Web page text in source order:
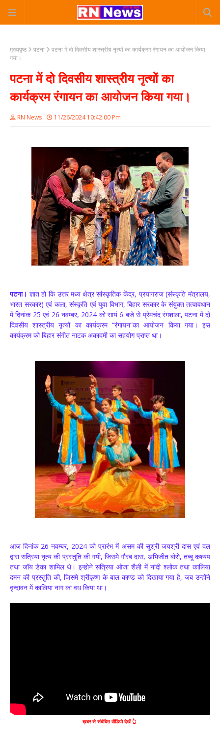
मुख्यपृष्ठ पटना
पटना में दो दिवसीय शास्त्रीय नृत्यों का कार्यक्रम रंगायन का आयोजन किया
गया।
पटना में दो दिवसीय शास्त्रीय नृत्यों का
कार्यक्रम रंगायन का आयोजन किया गया।
RN News 11/26/2024 10:42:00 Pm
पटना। ज्ञात हो कि उत्तर मध्य क्षेत्र सांस्कृतिक केंद्र, प्रयागराज (संस्कृति मंत्रालय,
भारत सरकार) एवं कला, संस्कृति एवं युवा विभाग, बिहार सरकार के संयुक्त तत्वावधान
में दिनांक 25 एवं 26 नवम्बर, 2024 को सायं 6 बजे से प्रेमचंद रंगशाला, पटना में दो
दिवसीय शास्त्रीय नृत्यों का कार्यक्रम “रंगायन”का आयोजन किया गया। इस
कार्यक्रम को बिहार संगीत नाटक अकादमी का सहयोग प्राप्त था।
आज दिनांक 26 नवम्बर, 2024 को प्रारंभ में असम की सुश्री जयश्री दास एवं दल
द्वारा सत्रिया नृत्य की प्रस्तुति की गयी, जिसमे गौरब दास, अभिजीत बोरो, तब्बू कश्यप
तथा जॉय डेका शामिल थे। इन्होने सत्रिया ओजा शैली में नांदी श्लोक तथा कालिया
दमन की प्रस्तुति की, जिसमे श्रीकृष्ण के बाल काण्ड को दिखाया गया है, जब उन्होंने
वृन्दावन में कालिया नाग का वध किया था।
ख़बर से संबंधित वीडियो देखें 👆